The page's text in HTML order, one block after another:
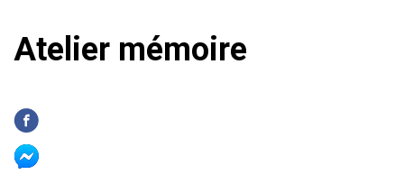
Atelier mémoire